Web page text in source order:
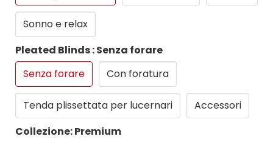
Sonno e relax
Pleated Blinds : Senza forare
Senza forare
Con foratura
Tenda plissettata per lucernari
Accessori
Collezione: Premium